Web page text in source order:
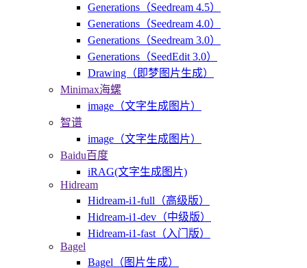
Generations（Seedream 4.5）
Generations（Seedream 4.0）
Generations（Seedream 3.0）
Generations（SeedEdit 3.0）
Drawing（即梦图片生成）
Minimax海螺
image（文字生成图片）
智谱
image（文字生成图片）
Baidu百度
iRAG(文字生成图片)
Hidream
Hidream-i1-full（高级版）
Hidream-i1-dev（中级版）
Hidream-i1-fast（入门版）
Bagel
Bagel（图片生成）